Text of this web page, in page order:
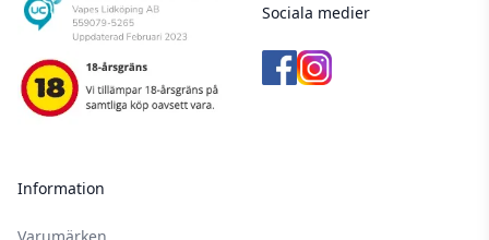
Information
Sociala medier